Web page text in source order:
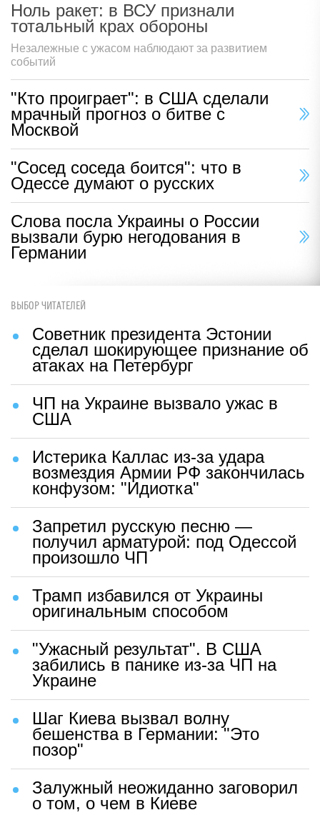
Ноль ракет: в ВСУ признали
тотальный крах обороны
Незалежные с ужасом наблюдают за развитием
событий
"Кто проиграет": в США сделали
мрачный прогноз о битве с
Москвой
"Сосед соседа боится": что в
Одессе думают о русских
Слова посла Украины о России
вызвали бурю негодования в
Германии
ВЫБОР ЧИТАТЕЛЕЙ
Советник президента Эстонии
сделал шокирующее признание об
атаках на Петербург
ЧП на Украине вызвало ужас в
США
Истерика Каллас из-за удара
возмездия Армии РФ закончилась
конфузом: "Идиотка"
Запретил русскую песню —
получил арматурой: под Одессой
произошло ЧП
Трамп избавился от Украины
оригинальным способом
"Ужасный результат". В США
забились в панике из-за ЧП на
Украине
Шаг Киева вызвал волну
бешенства в Германии: "Это
позор"
Залужный неожиданно заговорил
о том, о чем в Киеве